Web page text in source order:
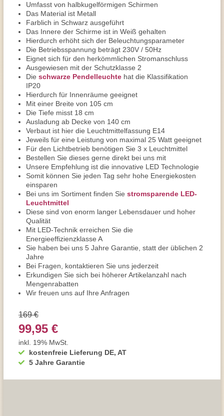
Umfasst von halbkugelförmigen Schirmen
Das Material ist Metall
Farblich in Schwarz ausgeführt
Das Innere der Schirme ist in Weiß gehalten
Hierdurch erhöht sich der Beleuchtungsparameter
Die Betriebsspannung beträgt 230V / 50Hz
Eignet sich für den herkömmlichen Stromanschluss
Ausgewiesen mit der Schutzklasse 2
Die schwarze Pendelleuchte hat die Klassifikation
IP20
Hierdurch für Innenräume geeignet
Mit einer Breite von 105 cm
Die Tiefe misst 18 cm
Ausladung ab Decke von 140 cm
Verbaut ist hier die Leuchtmittelfassung E14
Jeweils für eine Leistung von maximal 25 Watt geeignet
Für den Lichtbetrieb benötigen Sie 3 x Leuchtmittel
Bestellen Sie dieses gerne direkt bei uns mit
Unsere Empfehlung ist die innovative LED Technologie
Somit können Sie jeden Tag sehr hohe Energiekosten
einsparen
Bei uns im Sortiment finden Sie stromsparende LED-
Leuchtmittel
Diese sind von enorm langer Lebensdauer und hoher
Qualität
Mit LED-Technik erreichen Sie die
Energieeffizienzklasse A
Sie haben bei uns 5 Jahre Garantie, statt der üblichen 2
Jahre
Bei Fragen, kontaktieren Sie uns jederzeit
Erkundigen Sie sich bei höherer Artikelanzahl nach
Mengenrabatten
Wir freuen uns auf Ihre Anfragen
kostenfreie Lieferung DE, AT
5 Jahre Garantie
169 €
99,95 €
inkl. 19% MwSt.